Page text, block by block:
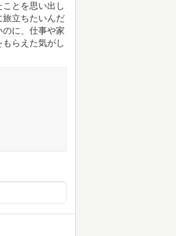
とを思い出し
旅立ちたいんだ
に、仕事や家
らえた気がし